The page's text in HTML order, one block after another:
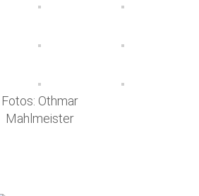
Fotos: Othmar
Mahlmeister